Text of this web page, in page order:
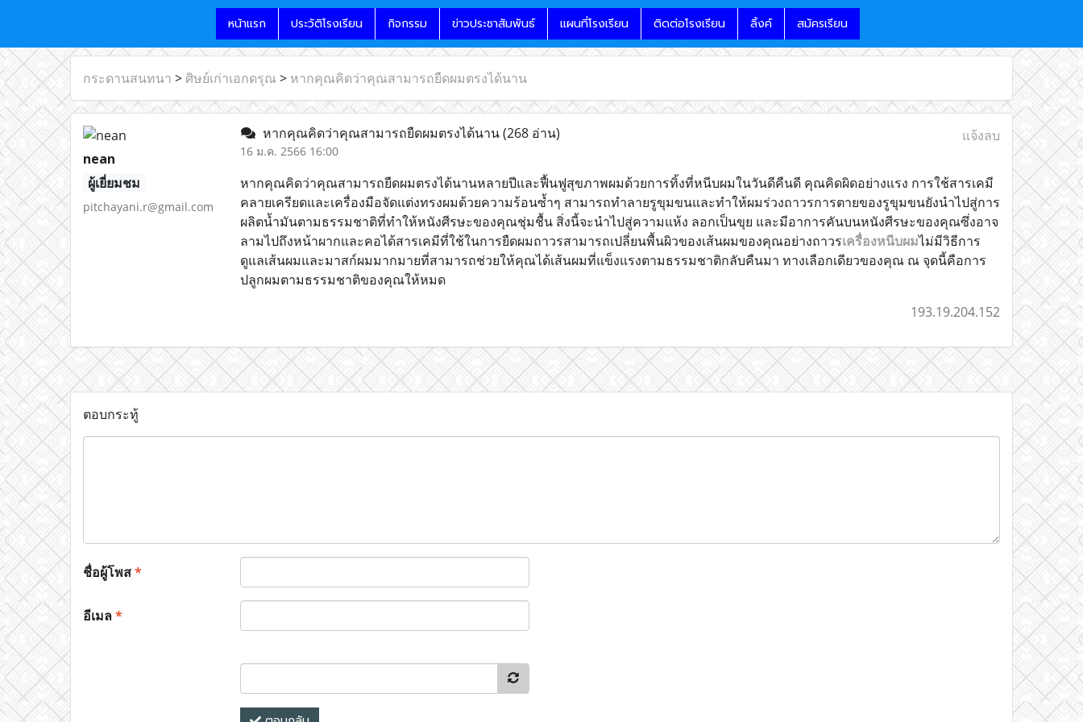
หน้าแรก ประวัติโรงเรียน กิจกรรม ข่าวประชาสัมพันธ์ แผนที่โรงเรียน ติดต่อโรงเรียน ลิ้งค์ สมัครเรียน
กระดานสนทนา > ศิษย์เก่าเอกดรุณ > หากคุณคิดว่าคุณสามารถยืดผมตรงได้นาน
nean
ผู้เยี่ยมชม
pitchayani.r@gmail.com
หากคุณคิดว่าคุณสามารถยืดผมตรงได้นาน(268 อ่าน)
16 ม.ค. 2566 16:00
แจ้งลบ
หากคุณคิดว่าคุณสามารถยืดผมตรงได้นานหลายปีและฟื้นฟูสุขภาพผมด้วยการทิ้งที่หนีบผมในวันดีคืนดี คุณคิดผิดอย่างแรง การใช้สารเคมี
คลายเครียดและเครื่องมือจัดแต่งทรงผมด้วยความร้อนซ้ำๆ สามารถทำลายรูขุมขนและทำให้ผมร่วงถาวรการตายของรูขุมขนยังนำไปสู่การ
ผลิตน้ำมันตามธรรมชาติที่ทำให้หนังศีรษะของคุณชุ่มชื้น สิ่งนี้จะนำไปสู่ความแห้ง ลอกเป็นขุย และมีอาการคันบนหนังศีรษะของคุณซึ่งอาจ
ลามไปถึงหน้าผากและคอได้สารเคมีที่ใช้ในการยืดผมถาวรสามารถเปลี่ยนพื้นผิวของเส้นผมของคุณอย่างถาวรเครื่องหนีบผมไม่มีวิธีการ
ดูแลเส้นผมและมาสก์ผมมากมายที่สามารถช่วยให้คุณได้เส้นผมที่แข็งแรงตามธรรมชาติกลับคืนมา ทางเลือกเดียวของคุณ ณ จุดนี้คือการ
ปลูกผมตามธรรมชาติของคุณให้หมด
193.19.204.152
ตอบกระทู้
ชื่อผู้โพส*
อีเมล*